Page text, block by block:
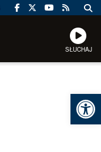
SŁUCHAJ